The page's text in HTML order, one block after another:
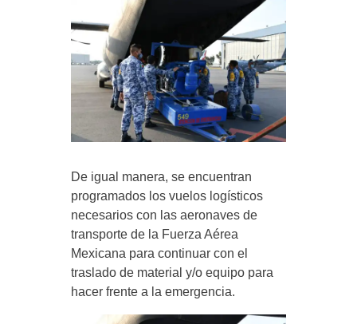
De igual manera, se encuentran
programados los vuelos logísticos
necesarios con las aeronaves de
transporte de la Fuerza Aérea
Mexicana para continuar con el
traslado de material y/o equipo para
hacer frente a la emergencia.